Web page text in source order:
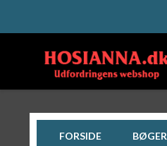
FORSIDE BØGER